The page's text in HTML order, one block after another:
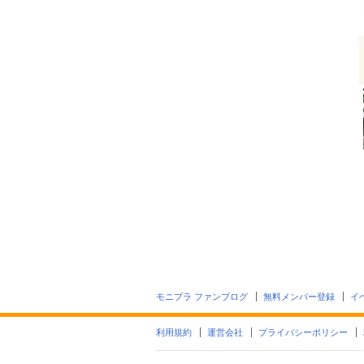
モニプラ ファンブログ 無料メンバー登録 イ
利用規約 運営会社 プライバシーポリシー